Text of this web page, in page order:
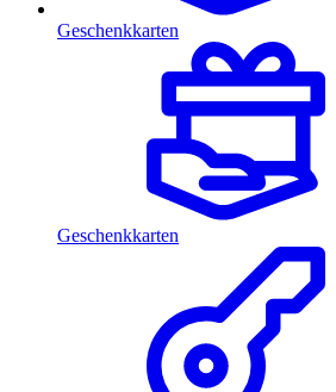
Geschenkkarten
Geschenkkarten